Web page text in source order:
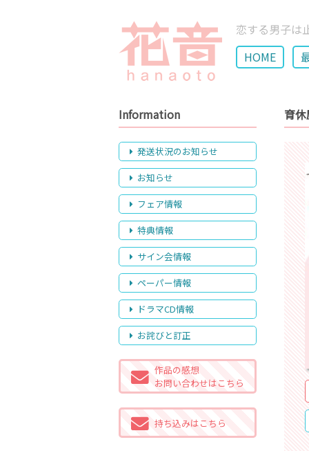
恋する男子
HOME
育
Information
発送状況のお知らせ
お知らせ
フェア情報
特典情報
サイン会情報
ペーパー情報
ドラマCD情報
お詫びと訂正
作品の感想
お問い合わせはこちら
持ち込みはこちら